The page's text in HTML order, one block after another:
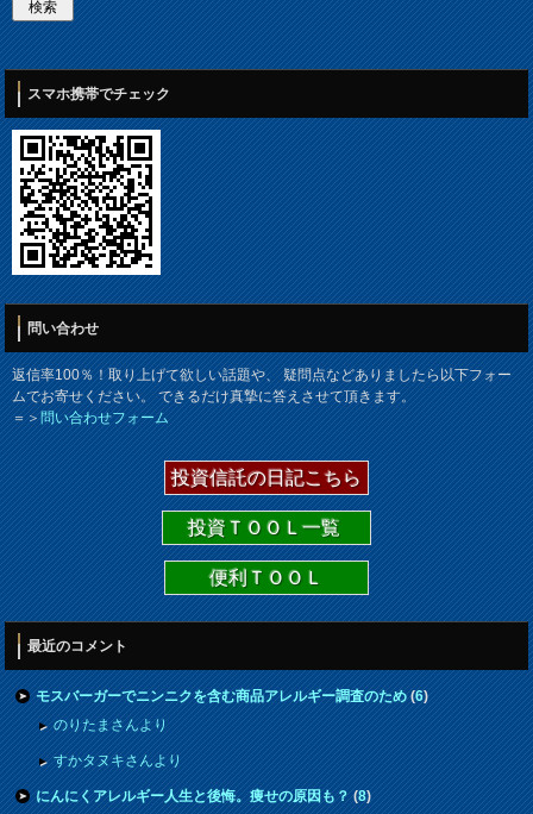
スマホ携帯でチェック
問い合わせ
返信率100％！取り上げて欲しい話題や、 疑問点などありましたら以下フォー
ムでお寄せください。 できるだけ真摯に答えさせて頂きます。
＝＞問い合わせフォーム
投資信託の日記こちら
投資ＴＯＯＬ一覧
便利ＴＯＯＬ
最近のコメント
モスバーガーでニンニクを含む商品アレルギー調査のため(6)
のりたまさんより
すかタヌキさんより
にんにくアレルギー人生と後悔。痩せの原因も？(8)